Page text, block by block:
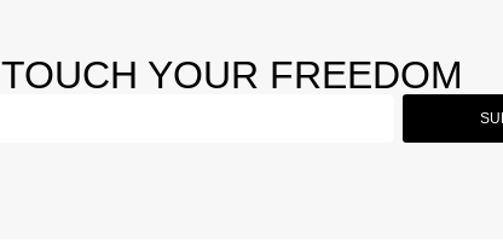
TOUCH YOUR FREEDOM